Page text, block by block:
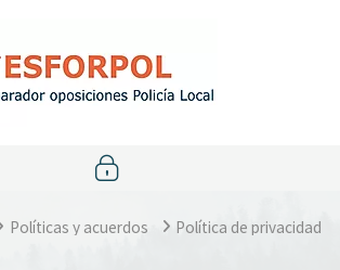
Políticas y acuerdos Política de privacidad